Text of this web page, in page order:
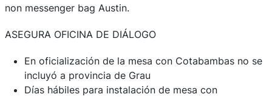
non messenger bag Austin.
ASEGURA OFICINA DE DIÁLOGO
En oficialización de la mesa con Cotabambas no se
incluyó a provincia de Grau
Días hábiles para instalación de mesa con